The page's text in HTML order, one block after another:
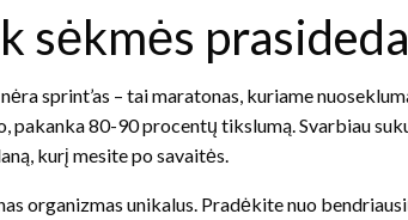
sėkmės
sprint’as – tai maratonas, kuriame
pakanka 80-90 procentų tikslumą. Svarbiau
kurį mesite po savaitės.
organizmas unikalus. Pradėkite nuo